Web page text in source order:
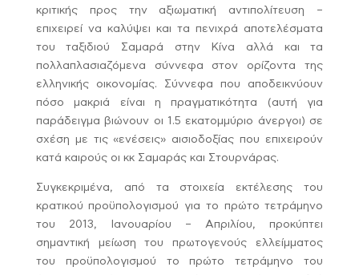
κριτικής προς την αξιωματική αντιπολίτευση –
επιχειρεί να καλύψει και τα πενιχρά αποτελέσματα
του ταξιδιού Σαμαρά στην Κίνα αλλά και τα
πολλαπλασιαζόμενα σύννεφα στον ορίζοντα της
ελληνικής οικονομίας. Σύννεφα που αποδεικνύουν
πόσο μακριά είναι η πραγματικότητα (αυτή για
παράδειγμα βιώνουν οι 1.5 εκατομμύριο άνεργοι) σε
σχέση με τις «ενέσεις» αισιοδοξίας που επιχειρούν
κατά καιρούς οι κκ Σαμαράς και Στουρνάρας.
Συγκεκριμένα, από τα στοιχεία εκτέλεσης του
κρατικού προϋπολογισμού για το πρώτο τετράμηνο
του 2013, Ιανουαρίου – Απριλίου, προκύπτει
σημαντική μείωση του πρωτογενούς ελλείμματος
του προϋπολογισμού το πρώτο τετράμηνο του